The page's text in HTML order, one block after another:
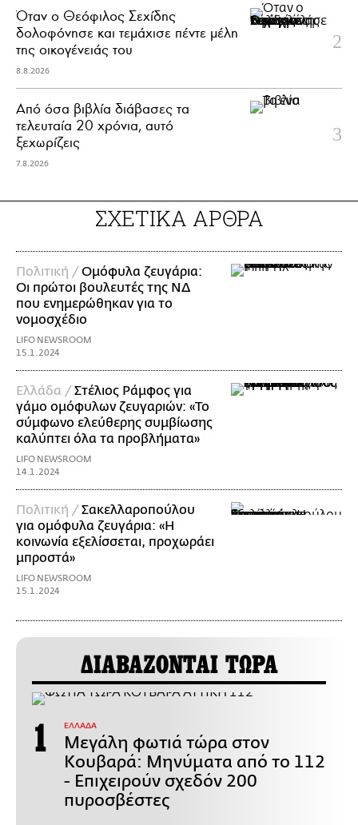
Όταν ο Θεόφιλος Σεχίδης
δολοφόνησε και τεμάχισε πέντε μέλη
της οικογένειάς του
8.8.2026
Από όσα βιβλία διάβασες τα
τελευταία 20 χρόνια, αυτό
ξεχωρίζεις
7.8.2026
ΣΧΕΤΙΚΑ ΑΡΘΡΑ
Πολιτική /Ομόφυλα ζευγάρια:
Οι πρώτοι βουλευτές της ΝΔ
που ενημερώθηκαν για το
νομοσχέδιο
LIFO NEWSROOM
15.1.2024
Ελλάδα /Στέλιος Ράμφος για
γάμο ομόφυλων ζευγαριών: «Το
σύμφωνο ελεύθερης συμβίωσης
καλύπτει όλα τα προβλήματα»
LIFO NEWSROOM
14.1.2024
Πολιτική /Σακελλαροπούλου
για ομόφυλα ζευγάρια: «Η
κοινωνία εξελίσσεται, προχωράει
μπροστά»
LIFO NEWSROOM
15.1.2024
ΔΙΑΒΑΖΟΝΤΑΙ ΤΩΡΑ
ΕΛΛΑΔΑ
Μεγάλη φωτιά τώρα στον
Κουβαρά: Μηνύματα από το 112
- Επιχειρούν σχεδόν 200
πυροσβέστες